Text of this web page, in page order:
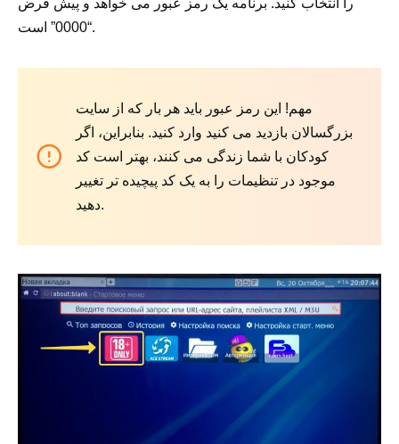
“0000” است.
مهم! این رمز عبور باید هر بار که از سایت
بزرگسالان بازدید می کنید وارد کنید. بنابراین، اگر
کودکان با شما زندگی می کنند، بهتر است کد
موجود در تنظیمات را به یک کد پیچیده تر تغییر
دهید.